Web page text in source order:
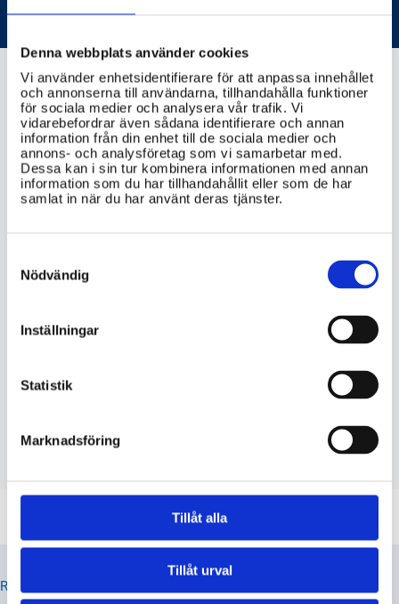
Denna webbplats använder cookies
Vi använder enhetsidentifierare för att anpassa innehållet
och annonserna till användarna, tillhandahålla funktioner
för sociala medier och analysera vår trafik. Vi
vidarebefordrar även sådana identifierare och annan
information från din enhet till de sociala medier och
annons- och analysföretag som vi samarbetar med.
Dessa kan i sin tur kombinera informationen med annan
information som du har tillhandahållit eller som de har
samlat in när du har använt deras tjänster.
Selection
Nödvändig
Inställningar
Statistik
Marknadsföring
Tillåt alla
Tillåt urval
vad du måste veta
mpf.se
VIKTIG INFORMATION
medborgare att identifiera och undvika
Vilka resurser finns tillgängliga för att
kampanjer för att bekämpa
desinformation i Sverige?
RELATERADE TIPS